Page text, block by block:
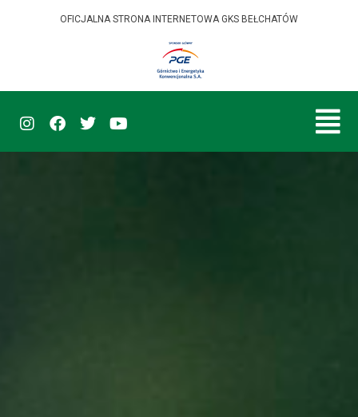
OFICJALNA STRONA INTERNETOWA GKS BEŁCHATÓW